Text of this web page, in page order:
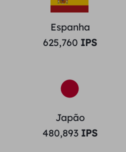
Espanha
625,760 IPS
Japão
480,893 IPS